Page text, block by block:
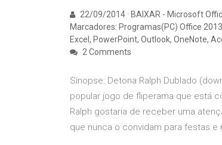
22/09/2014 · BAIXAR - Microsoft
Marcadores: Programas(PC) Office
Excel, PowerPoint, Outlook, OneNote,
2 Comments
Sinopse: Detona Ralph Dublado
popular jogo de fliperama que está
Ralph gostaria de receber uma
que nunca o convidam para festas